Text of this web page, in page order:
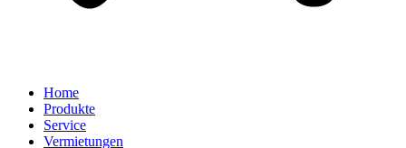
Home
Produkte
Service
Vermietungen